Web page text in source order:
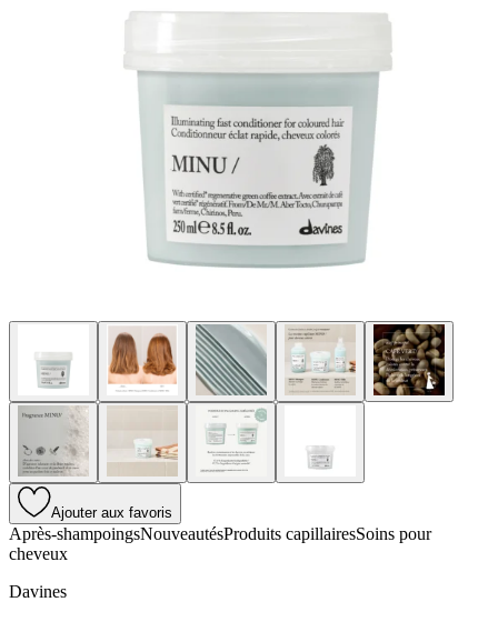
Ajouter aux favoris
Après-shampoingsNouveautésProduits capillairesSoins pour
cheveux
Davines